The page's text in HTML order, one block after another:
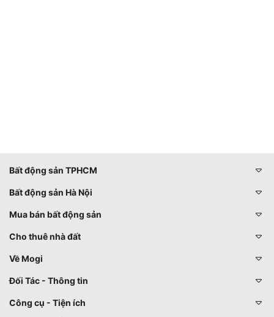
Bất động sản TPHCM
Bất động sản Hà Nội
Mua bán bất động sản
Cho thuê nhà đất
Về Mogi
Đối Tác - Thông tin
Công cụ - Tiện ích